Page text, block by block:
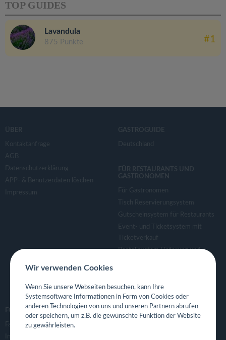
TOP GUIDES
Lavandula
875 Punkte #1
ÜBER
Kontaktanfrage
AGB
Datenschutzerklärung
APP- & Benutzerdaten löschen
Impressum
GASTROGUIDE
Deutschland
FÜR RESTAURANTS UND
GASTRONOMEN
Für Gastronomen
Tisch Reservierungsystem
Gutscheinsystem für Restaurants
Event- und Ticketsystem mit
Ticketverkauf
Bestellsystem Lieferung und
Eigene App für Restaurant
FOLGE UNS
Facebook
Instagram
Wir verwenden Cookies
Wenn Sie unsere Webseiten besuchen, kann Ihre
Systemsoftware Informationen in Form von Cookies oder
anderen Technologien von uns und unseren Partnern abrufen
oder speichern, um z.B. die gewünschte Funktion der Website
zu gewährleisten.